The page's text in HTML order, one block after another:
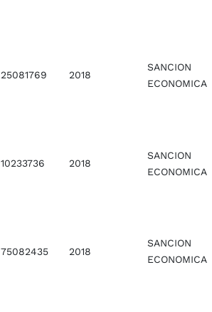
25081769 2018
SANCION
ECONOMICA
10233736 2018
SANCION
ECONOMICA
75082435 2018
SANCION
ECONOMICA